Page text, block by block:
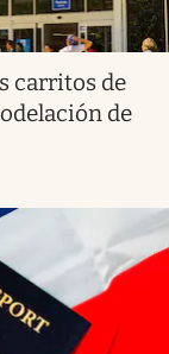
carritos de
de